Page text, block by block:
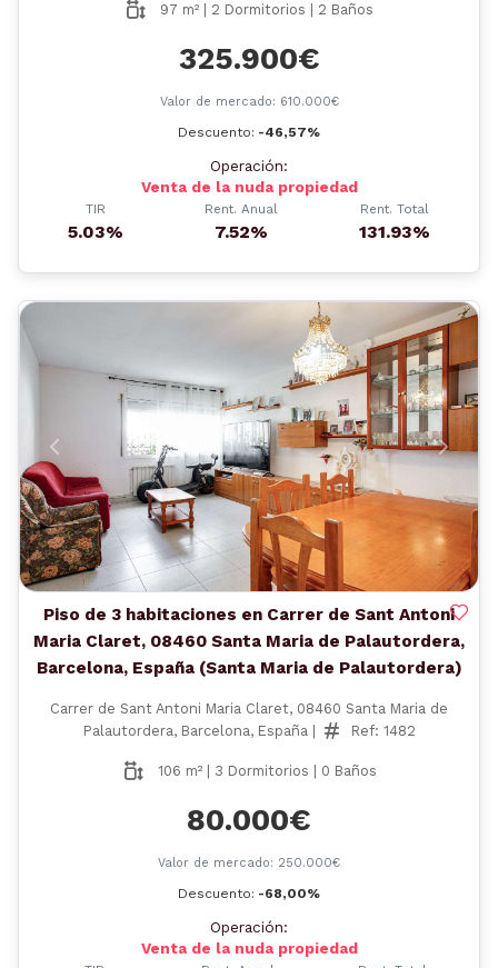
97 m² | 2 Dormitorios | 2 Baños
325.900€
Valor de mercado: 610.000€
Descuento: -46,57%
Operación:
Venta de la nuda propiedad
TIR
5.03%
Rent. Anual
7.52%
Rent. Total
131.93%
Anterior
Piso de 3 habitaciones en Carrer de Sant Antoni
Maria Claret, 08460 Santa Maria de Palautordera,
Barcelona, España (Santa Maria de Palautordera)
Carrer de Sant Antoni Maria Claret, 08460 Santa Maria de
Palautordera, Barcelona, España |
Ref: 1482
106 m² | 3 Dormitorios | 0 Baños
80.000€
Valor de mercado: 250.000€
Descuento: -68,00%
Operación:
Venta de la nuda propiedad